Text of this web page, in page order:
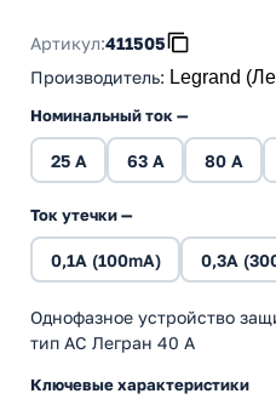
Артикул:411505
Производитель: Legrand
Номинальный ток —
25 A 63 A 80 A
Ток утечки —
0,1A (100mA) 0,3A
Однофазное устройство
тип АС Легран 40 А
Ключевые характеристики